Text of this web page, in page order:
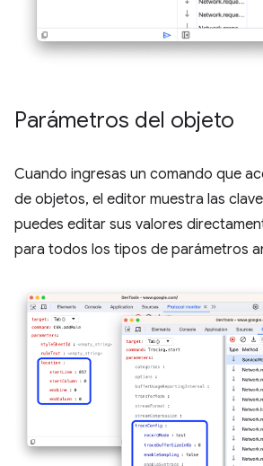
Parámetros del objeto
Cuando ingresas un comando que
de objetos, el editor muestra las
puedes editar sus valores
para todos los tipos de parámetros